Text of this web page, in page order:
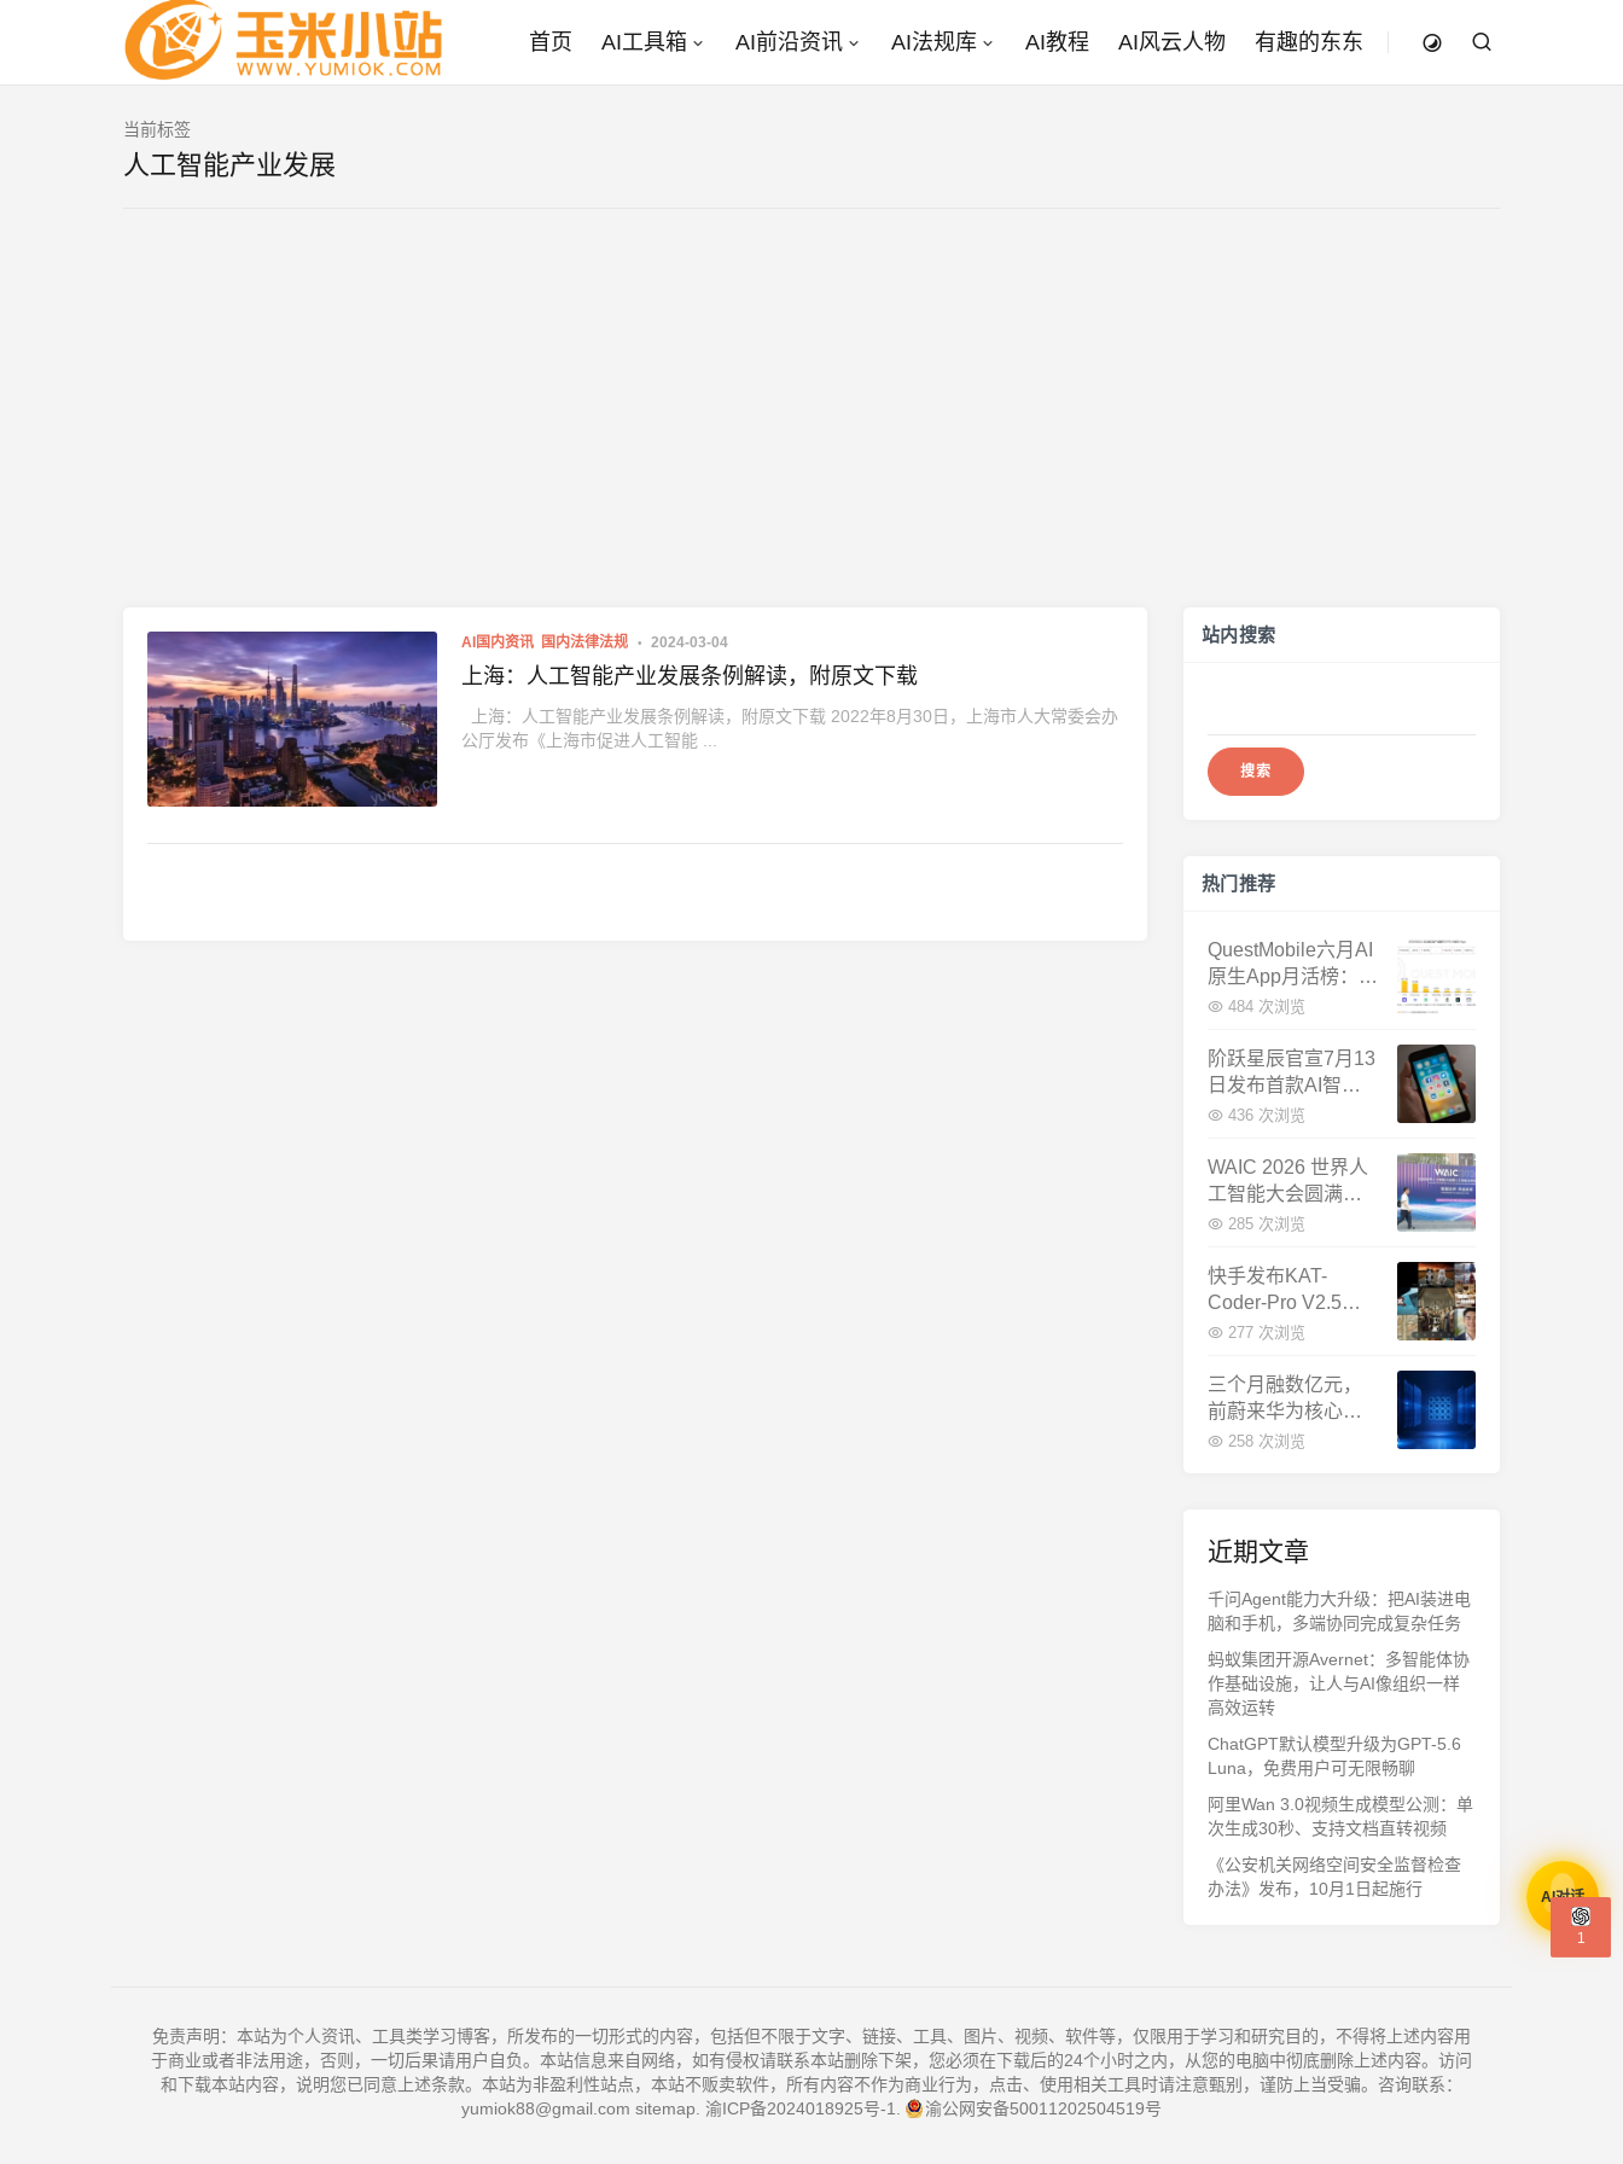
首页 AI工具箱 AI前沿资讯 AI法规库 AI教程 AI风云人物 有趣的东东
当前标签
人工智能产业发展
AI国内资讯 国内法律法规 2024-03-04
上海：人工智能产业发展条例解读，附原文下载
上海：人工智能产业发展条例解读，附原文下载 2022年8月30日，上海市人大常委会办
公厅发布《上海市促进人工智能 ...
站内搜索
热门推荐
QuestMobile六月AI
原生App月活榜：豆
包3.8亿断层第一，
倍
484 次浏览
阶跃星辰官宣7月13
日发布首款AI智能
体终端：大模型公
436 次浏览
WAIC 2026 世界人
工智能大会圆满闭
幕：多项重磅成果
球AI合作新中心
285 次浏览
快手发布KAT-
Coder-Pro V2.5：
首个能端到端跑通
编程模型
277 次浏览
三个月融数亿元，
前蔚来华为核心成
员联手创立日冕开
258 次浏览
近期文章
千问Agent能力大升级：把AI装进电
脑和手机，多端协同完成复杂任务
蚂蚁集团开源Avernet：多智能体协
作基础设施，让人与AI像组织一样
高效运转
ChatGPT默认模型升级为GPT-5.6
Luna，免费用户可无限畅聊
阿里Wan 3.0视频生成模型公测：单
次生成30秒、支持文档直转视频
《公安机关网络空间安全监督检查
办法》发布，10月1日起施行
免责声明：本站为个人资讯、工具类学习博客，所发布的一切形式的内容，包括但不限于文字、链接、工具、图片、视频、软件等，仅限用于学习和研究目的，不得将上述内容用
于商业或者非法用途，否则，一切后果请用户自负。本站信息来自网络，如有侵权请联系本站删除下架，您必须在下载后的24个小时之内，从您的电脑中彻底删除上述内容。访问
和下载本站内容，说明您已同意上述条款。本站为非盈利性站点，本站不贩卖软件，所有内容不作为商业行为，点击、使用相关工具时请注意甄别，谨防上当受骗。咨询联系：
yumiok88@gmail.com sitemap 渝ICP备2024018925号-1 渝公网安备50011202504519号
1
AI对话